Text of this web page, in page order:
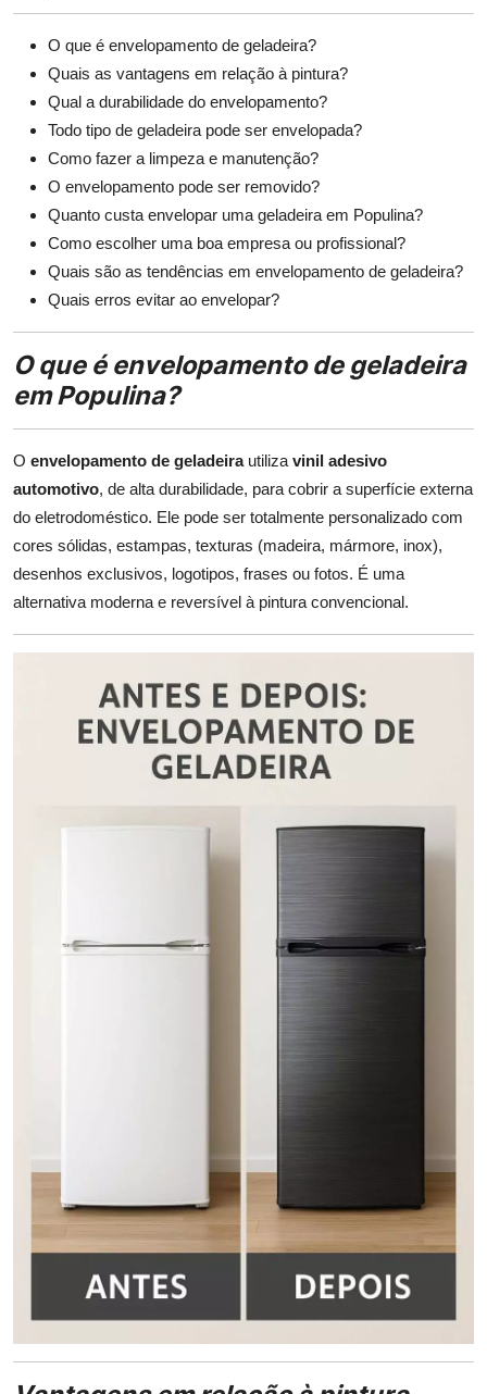
O que é envelopamento de geladeira?
Quais as vantagens em relação à pintura?
Qual a durabilidade do envelopamento?
Todo tipo de geladeira pode ser envelopada?
Como fazer a limpeza e manutenção?
O envelopamento pode ser removido?
Quanto custa envelopar uma geladeira em Populina?
Como escolher uma boa empresa ou profissional?
Quais são as tendências em envelopamento de geladeira?
Quais erros evitar ao envelopar?
O que é envelopamento de geladeira
em Populina?
O envelopamento de geladeirautiliza vinil adesivo
automotivo, de alta durabilidade, para cobrir a superfície externa
do eletrodoméstico. Ele pode ser totalmente personalizado com
cores sólidas, estampas, texturas (madeira, mármore, inox),
desenhos exclusivos, logotipos, frases ou fotos. É uma
alternativa moderna e reversível à pintura convencional.